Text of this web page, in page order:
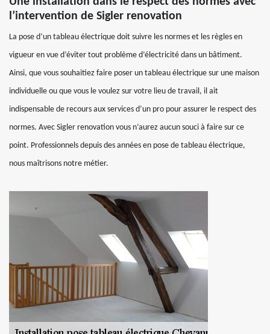
l’intervention de Sigler renovation
La pose d’un tableau électrique doit suivre les normes et les règles en
vigueur en vue d’éviter tout problème d’électricité dans un bâtiment.
Ainsi, que vous souhaitiez faire poser un tableau électrique sur une maison
individuelle ou que vous le voulez sur votre lieu de travail, il ait
indispensable de recours aux services d’un pro pour assurer le respect des
normes. Avec Sigler renovation vous n’aurez aucun souci à faire sur ce
point. Professionnels depuis des années en pose de tableau électrique,
nous maîtrisons notre métier.